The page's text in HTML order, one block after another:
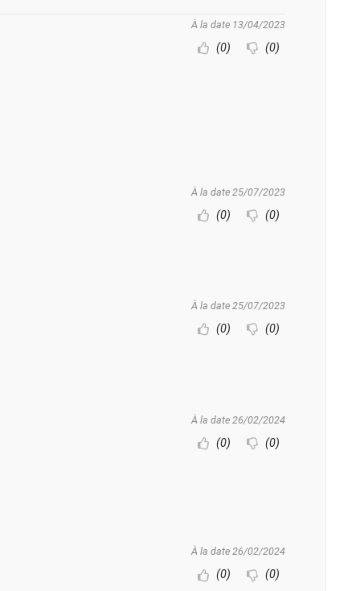
À la date 13/04/2023
(0) (0)
À la date 25/07/2023
(0) (0)
À la date 25/07/2023
(0) (0)
À la date 26/02/2024
(0) (0)
À la date 26/02/2024
(0) (0)